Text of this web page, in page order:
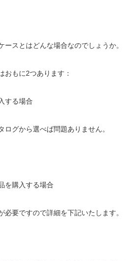
ースとはどんな場合なのでしょうか。
おもに2つあります：
する場合
ログから選べば問題ありません。
を購入する場合
必要ですので詳細を下記いたします。